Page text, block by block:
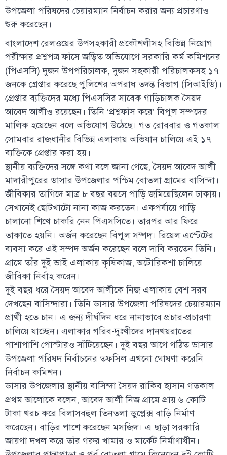
উপজেলা পরিষদের চেয়ারম্যান নির্বাচন করার জন্য প্রচারণাও
শুরু করেছেন।
বাংলাদেশ রেলওয়ের উপসহকারী প্রকৌশলীসহ বিভিন্ন নিয়োগ
পরীক্ষার প্রশ্নপত্র ফাঁসে জড়িত অভিযোগে সরকারি কর্ম কমিশনের
(পিএসসি) দুজন উপপরিচালক, দুজন সহকারী পরিচালকসহ ১৭
জনকে গ্রেপ্তার করেছে পুলিশের অপরাধ তদন্ত বিভাগ (সিআইডি)।
গ্রেপ্তার ব্যক্তিদের মধ্যে পিএসসির সাবেক গাড়িচালক সৈয়দ
আবেদ আলীও রয়েছেন। তিনি ‘প্রশ্নফাঁস করে’ বিপুল সম্পদের
মালিক হয়েছেন বলে অভিযোগ উঠেছে। গত রোববার ও গতকাল
সোমবার রাজধানীর বিভিন্ন এলাকায় অভিযান চালিয়ে এই ১৭
ব্যক্তিকে গ্রেপ্তার করা হয়।
স্থানীয় ব্যক্তিদের সঙ্গে কথা বলে জানা গেছে, সৈয়দ আবেদ আলী
মাদারীপুরের ডাসার উপজেলার পশ্চিম বোতলা গ্রামের বাসিন্দা।
জীবিকার তাগিদে মাত্র ৮ বছর বয়সে পাড়ি জমিয়েছিলেন ঢাকায়।
সেখানেই ছোটখাটো নানা কাজ করতেন। একপর্যায়ে গাড়ি
চালানো শিখে চাকরি নেন পিএসসিতে। তারপর আর ফিরে
তাকাতে হয়নি। অর্জন করেছেন বিপুল সম্পদ। রিয়েল এস্টেটের
ব্যবসা করে এই সম্পদ অর্জন করেছেন বলে দাবি করতেন তিনি।
গ্রামে তাঁর দুই ভাই এলাকায় কৃষিকাজ, অটোরিকশা চালিয়ে
জীবিকা নির্বাহ করেন।
দুই বছর ধরে সৈয়দ আবেদ আলীকে নিজ এলাকায় বেশ সরব
দেখছেন বাসিন্দারা। তিনি ডাসার উপজেলা পরিষদের চেয়ারম্যান
প্রার্থী হতে চান। এ জন্য দীর্ঘদিন ধরে নানাভাবে প্রচার-প্রচারণা
চালিয়ে যাচ্ছেন। এলাকার গরিব-দুঃখীদের দানখয়রাতের
পাশাপাশি পোস্টারও সাঁটিয়েছেন। দুই বছর আগে গঠিত ডাসার
উপজেলা পরিষদ নির্বাচনের তফসিল এখনো ঘোষণা করেনি
নির্বাচন কমিশন।
ডাসার উপজেলার স্থানীয় বাসিন্দা সৈয়দ রাকিব হাসান গতকাল
প্রথম আলোকে বলেন, আবেদ আলী নিজ গ্রামে প্রায় ৬ কোটি
টাকা খরচ করে বিলাসবহুল তিনতলা ডুপ্লেক্স বাড়ি নির্মাণ
করেছেন। বাড়ির পাশে করেছেন মসজিদ। এ ছাড়া সরকারি
জায়গা দখল করে তাঁর গরুর খামার ও মার্কেট নির্মাণাধীন।